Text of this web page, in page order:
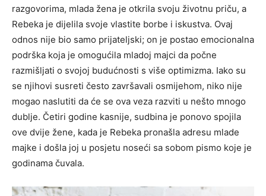
razgovorima, mlada žena je otkrila svoju životnu priču, a
Rebeka je dijelila svoje vlastite borbe i iskustva. Ovaj
odnos nije bio samo prijateljski; on je postao emocionalna
podrška koja je omogućila mladoj majci da počne
razmišljati o svojoj budućnosti s više optimizma. Iako su
se njihovi susreti često završavali osmijehom, niko nije
mogao naslutiti da će se ova veza razviti u nešto mnogo
dublje. Četiri godine kasnije, sudbina je ponovo spojila
ove dvije žene, kada je Rebeka pronašla adresu mlade
majke i došla joj u posjetu noseći sa sobom pismo koje je
godinama čuvala.